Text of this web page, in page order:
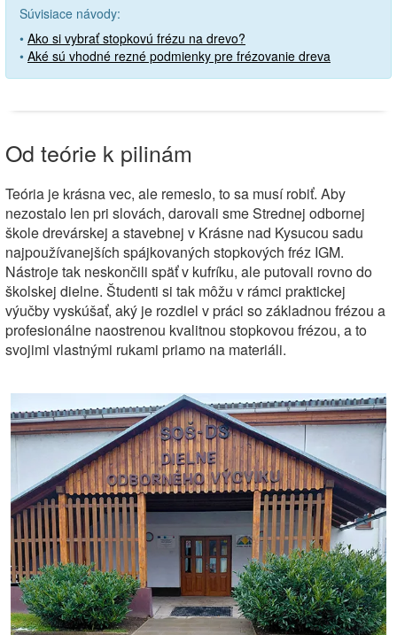
Súvisiace návody:
• Ako si vybrať stopkovú frézu na drevo?
• Aké sú vhodné rezné podmienky pre frézovanie dreva
Od teórie k pilinám
Teória je krásna vec, ale remeslo, to sa musí robiť. Aby
nezostalo len pri slovách, darovali sme Strednej odbornej
škole drevárskej a stavebnej v Krásne nad Kysucou sadu
najpoužívanejších spájkovaných stopkových fréz IGM.
Nástroje tak neskončili späť v kufríku, ale putovali rovno do
školskej dielne. Študenti si tak môžu v rámci praktickej
výučby vyskúšať, aký je rozdiel v práci so základnou frézou a
profesionálne naostrenou kvalitnou stopkovou frézou, a to
svojimi vlastnými rukami priamo na materiáli.